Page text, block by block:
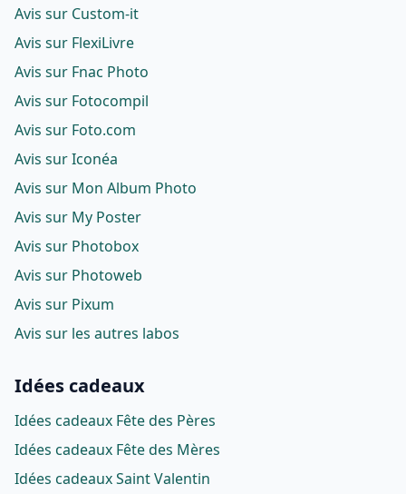
Avis sur Custom-it
Avis sur FlexiLivre
Avis sur Fnac Photo
Avis sur Fotocompil
Avis sur Foto.com
Avis sur Iconéa
Avis sur Mon Album Photo
Avis sur My Poster
Avis sur Photobox
Avis sur Photoweb
Avis sur Pixum
Avis sur les autres labos
Idées cadeaux
Idées cadeaux Fête des Pères
Idées cadeaux Fête des Mères
Idées cadeaux Saint Valentin